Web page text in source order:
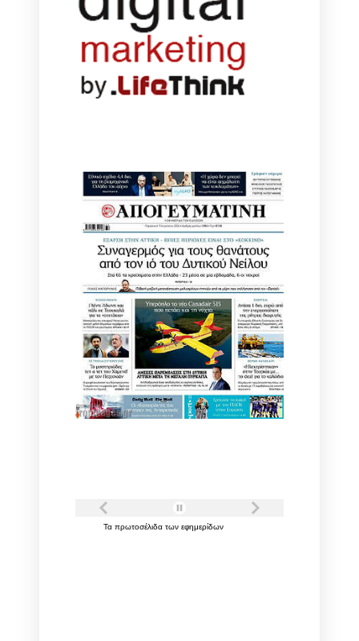
Τα πρωτοσέλιδα των εφημερίδων